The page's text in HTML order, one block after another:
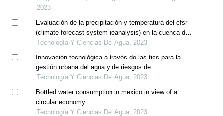
2023
Evaluación de la precipitación y temperatura del cfsr
(climate forecast system reanalysis) en la cuenca del
río mayo
Tecnología Y Ciencias Del Agua, 2023
Innovación tecnológica a través de las tics para la
gestión urbana del agua y de riesgos de
precipitaciones extremas
Tecnología Y Ciencias Del Agua, 2023
Bottled water consumption in mexico in view of a
circular economy
Tecnología Y Ciencias Del Agua, 2023